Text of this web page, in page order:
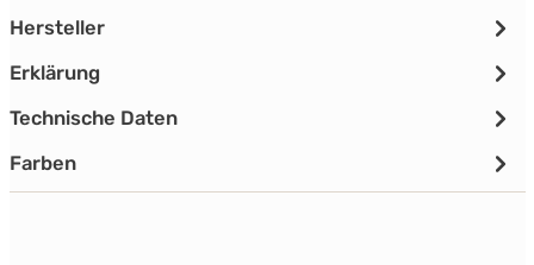
Hersteller
Erklärung
Technische Daten
Farben